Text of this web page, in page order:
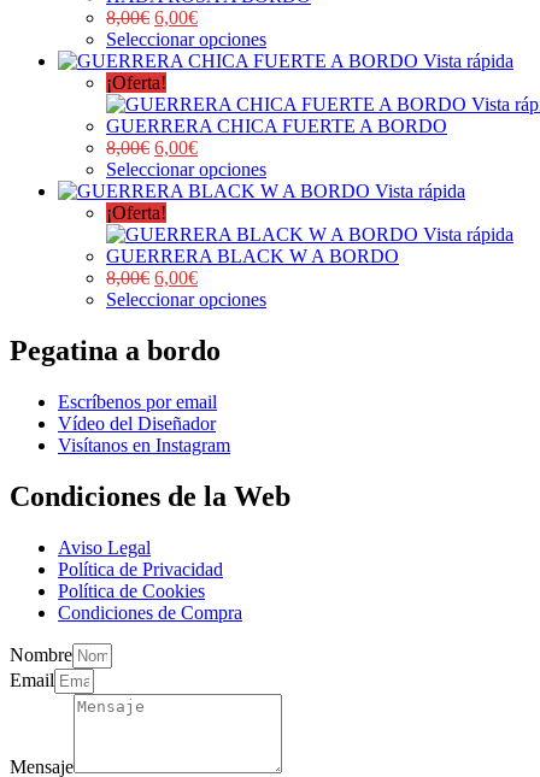
8,00€ 6,00€
Seleccionar opciones
Vista rápida
¡Oferta!
Vista
GUERRERA CHICA FUERTE A BORDO
8,00€ 6,00€
Seleccionar opciones
Vista rápida
¡Oferta!
Vista rápida
GUERRERA BLACK W A BORDO
8,00€ 6,00€
Seleccionar opciones
Pegatina a bordo
Escríbenos por email
Vídeo del Diseñador
Visítanos en Instagram
Condiciones de la Web
Aviso Legal
Política de Privacidad
Política de Cookies
Condiciones de Compra
Nombre
Email
Mensaje